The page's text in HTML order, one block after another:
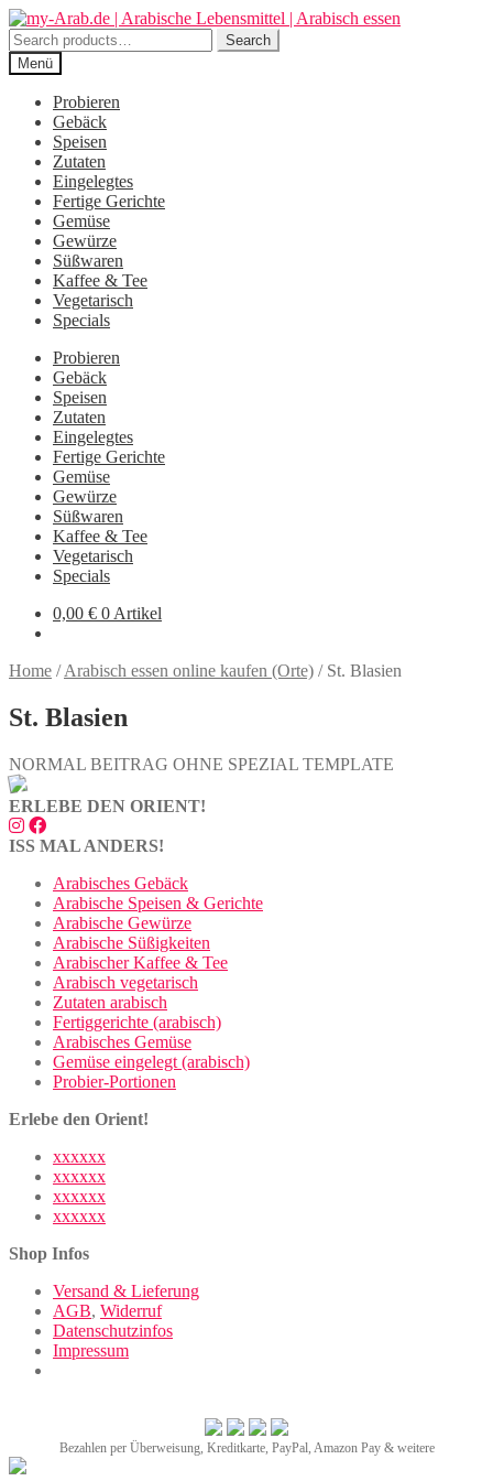
Zur
Navigation
springen
Zum
Inhalt
springen
Search
for:
Search
Menü
Probieren
Gebäck
Speisen
Zutaten
Eingelegtes
Fertige Gerichte
Gemüse
Gewürze
Süßwaren
Kaffee & Tee
Vegetarisch
Specials
Probieren
Gebäck
Speisen
Zutaten
Eingelegtes
Fertige Gerichte
Gemüse
Gewürze
Süßwaren
Kaffee & Tee
Vegetarisch
Specials
0,00 € 0 Artikel
Home /Arabisch essen online kaufen (Orte) / St. Blasien
St. Blasien
NORMAL BEITRAG OHNE SPEZIAL TEMPLATE
ERLEBE DEN ORIENT!
ISS MAL ANDERS!
Arabisches Gebäck
Arabische Speisen & Gerichte
Arabische Gewürze
Arabische Süßigkeiten
Arabischer Kaffee & Tee
Arabisch vegetarisch
Zutaten arabisch
Fertiggerichte (arabisch)
Arabisches Gemüse
Gemüse eingelegt (arabisch)
Probier-Portionen
Erlebe den Orient!
xxxxxx
xxxxxx
xxxxxx
xxxxxx
Shop Infos
Versand & Lieferung
AGB, Widerruf
Datenschutzinfos
Impressum